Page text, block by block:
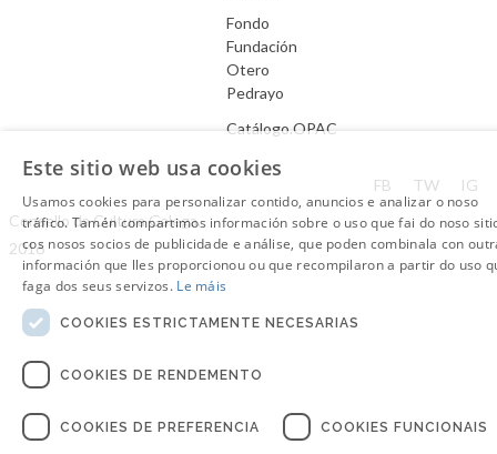
Fondo
Fundación
Otero
Pedrayo
Catálogo.OPAC
Aviso Legal
Consello da Cultura Galega.
2016
FB TW IG
Este sitio web usa cookies
Usamos cookies para personalizar contido, anuncios e analizar o noso
tráfico. Tamén compartimos información sobre o uso que fai do noso
cos nosos socios de publicidade e análise, que poden combinala con
información que lles proporcionou ou que recompilaron a partir do uso
faga dos seus servizos. Le máis
COOKIES ESTRICTAMENTE NECESARIAS
COOKIES DE RENDEMENTO
COOKIES DE PREFERENCIA COOKIES FUNCIONAIS